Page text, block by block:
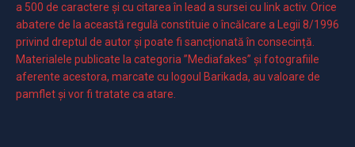
a 500 de caractere şi cu citarea în lead a sursei cu link activ. Orice
abatere de la această regulă constituie o încălcare a Legii 8/1996
privind dreptul de autor și poate fi sancționată în consecință.
Materialele publicate la categoria ”Mediafakes” și fotografiile
aferente acestora, marcate cu logoul Barikada, au valoare de
pamflet și vor fi tratate ca atare.